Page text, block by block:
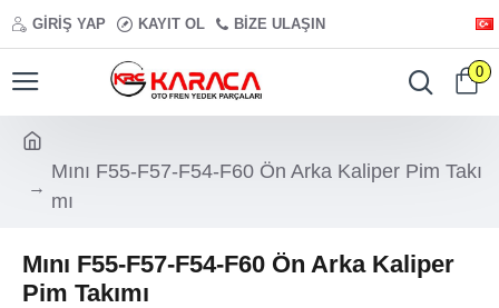
GIRIŞ YAP KAYIT OL BIZE ULAŞIN
0
Mını F55-F57-F54-F60 Ön Arka Kaliper Pim Takı
mı
Mını F55-F57-F54-F60 Ön Arka Kaliper
Pim Takımı